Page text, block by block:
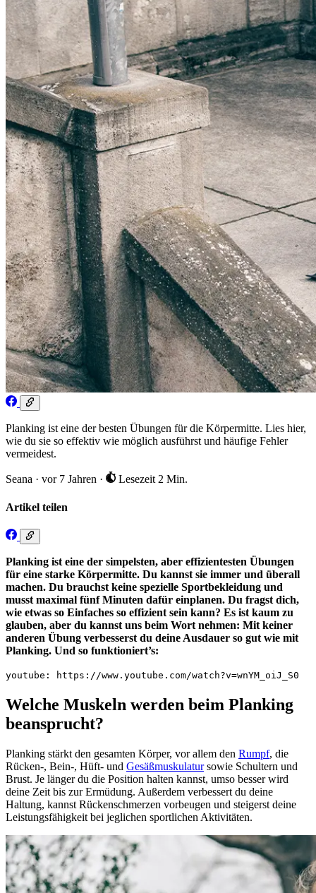
Planking ist eine der besten Übungen für die Körpermitte. Lies hier,
wie du sie so effektiv wie möglich ausführst und häufige Fehler
vermeidest.
Seana · vor 7 Jahren · Lesezeit 2 Min.
Artikel teilen
Planking ist eine der simpelsten, aber effizientesten Übungen
für eine starke Körpermitte. Du kannst sie immer und überall
machen. Du brauchst keine spezielle Sportbekleidung und
musst maximal fünf Minuten dafür einplanen. Du fragst dich,
wie etwas so Einfaches so effizient sein kann? Es ist kaum zu
glauben, aber du kannst uns beim Wort nehmen: Mit keiner
anderen Übung verbesserst du deine Ausdauer so gut wie mit
Planking. Und so funktioniert’s:
youtube: https://www.youtube.com/watch?v=wnYM_oiJ_S0
Welche Muskeln werden beim Planking
beansprucht?
Planking stärkt den gesamten Körper, vor allem den Rumpf, die
Rücken-, Bein-, Hüft- und Gesäßmuskulatursowie Schultern und
Brust. Je länger du die Position halten kannst, umso besser wird
deine Zeit bis zur Ermüdung. Außerdem verbessert du deine
Haltung, kannst Rückenschmerzen vorbeugen und steigerst deine
Leistungsfähigkeit bei jeglichen sportlichen Aktivitäten.